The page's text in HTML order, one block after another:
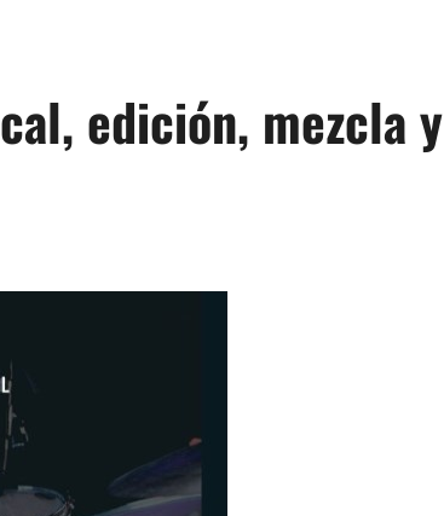
edición, mezcla y